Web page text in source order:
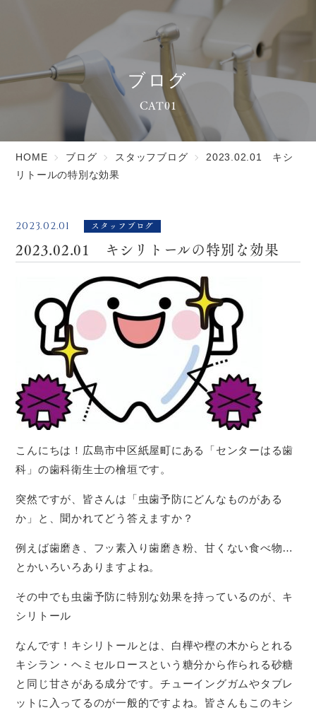
ブログ
CAT01
HOME ブログ スタッフブログ
2023.02.01 キシ
リトールの特別な効果
2023.02.01 スタッフブログ
2023.02.01 キシリトールの特別な効果
こんにちは！広島市中区紙屋町にある「センターはる歯
科」の歯科衛生士の檜垣です。
突然ですが、皆さんは「虫歯予防にどんなものがある
か」と、聞かれてどう答えますか？
例えば歯磨き、フッ素入り歯磨き粉、甘くない食べ物…
とかいろいろありますよね。
その中でも虫歯予防に特別な効果を持っているのが、キ
シリトール
なんです！キシリトールとは、白樺や樫の木からとれる
キシラン・ヘミセルロースという糖分から作られる砂糖
と同じ甘さがある成分です。チューイングガムやタブレ
ットに入ってるのが一般的ですよね。皆さんもこのキシ